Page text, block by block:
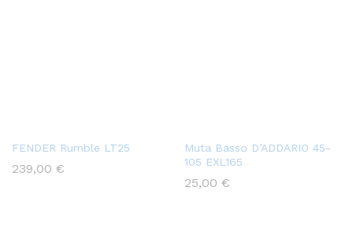
FENDER Rumble LT25
239,00 €
Muta Basso D’ADDARIO 45-
105 EXL165
25,00 €